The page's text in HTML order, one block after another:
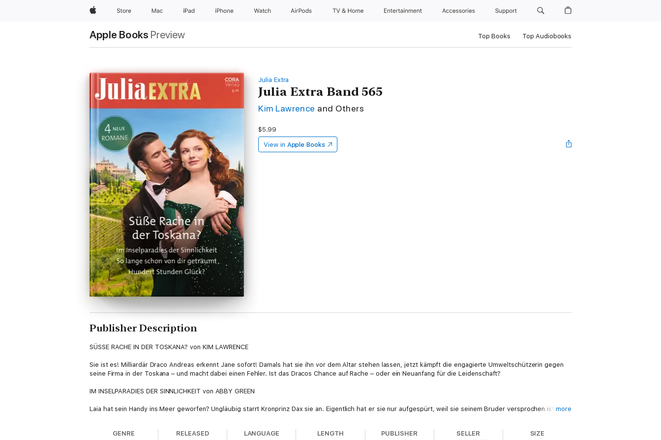
AppleStore Mac iPad iPhone Watch AirPods TV & Home Entertainment Accessories Support
Apple Books Preview Top Books Top Audiobooks
Julia Extra
Julia Extra Band 565
Kim Lawrence and Others
$5.99
View in Apple Books
Publisher Description
SÜSSE RACHE IN DER TOSKANA? von KIM LAWRENCE
Sie ist es! Milliardär Draco Andreas erkennt Jane sofort! Damals hat sie ihn vor dem Altar stehen lassen, jetzt kämpft die engagierte Umweltschützerin gegen
seine Firma in der Toskana – und macht dabei einen Fehler. Ist das Dracos Chance auf Rache – oder ein Neuanfang für die Leidenschaft?
IM INSELPARADIES DER SINNLICHKEIT von ABBY GREEN
Laia hat sein Handy ins Meer geworfen? Ungläubig starrt Kronprinz Dax sie an. Eigentlich hat er sie nur aufgespürt, weil sie seinem Bruder versprochen ist.
SO LANGE SCHON VON DIR GETRÄUMT von ELLA HAYES
more
GENRE RELEASED LANGUAGE LENGTH PUBLISHER SELLER SIZE